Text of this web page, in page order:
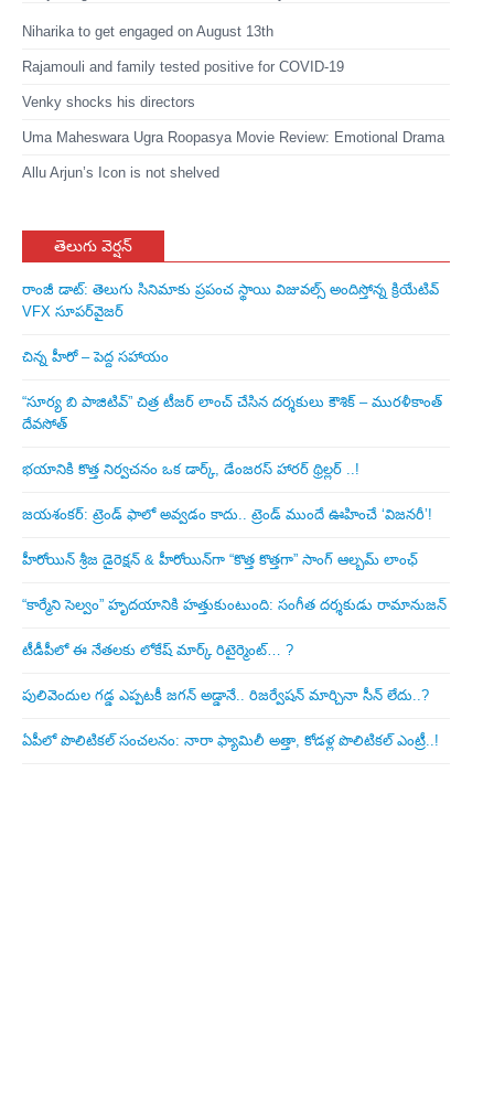
Niharika to get engaged on August 13th
Rajamouli and family tested positive for COVID-19
Venky shocks his directors
Uma Maheswara Ugra Roopasya Movie Review: Emotional Drama
Allu Arjun’s Icon is not shelved
తెలుగు వెర్షన్
రాంజీ డాట్: తెలుగు సినిమాకు ప్రపంచ స్థాయి విజువల్స్ అందిస్తోన్న క్రియేటివ్
VFX సూపర్‌వైజర్
చిన్న హీరో – పెద్ద సహాయం
“సూర్య బి పాజిటివ్” చిత్ర టీజర్ లాంచ్ చేసిన‌ దర్శకులు కౌశిక్ – మురళీకాంత్
దేవసోత్
భయానికి కొత్త నిర్వచనం ఒక డార్క్, డేంజరస్ హారర్ థ్రిల్లర్ ..!
జయశంకర్: ట్రెండ్‌ ఫాలో అవ్వడం కాదు.. ట్రెండ్‌ ముందే ఊహించే ‘విజనరీ’!
హీరోయిన్ శ్రీజ డైరెక్ష‌న్ & హీరోయిన్‌గా “కొత్త కొత్తగా” సాంగ్ ఆల్బమ్ లాంఛ్
“కార్మేని సెల్వం” హృదయానికి హత్తుకుంటుంది: సంగీత దర్శకుడు రామానుజన్
టీడీపీలో ఈ నేత‌ల‌కు లోకేష్ మార్క్ రిటైర్మెంట్‌… ?
పులివెందుల గ‌డ్డ ఎప్ప‌ట‌కీ జ‌గ‌న్ అడ్డానే.. రిజ‌ర్వేష‌న్ మార్చినా సీన్ లేదు..?
ఏపీలో పొలిటిక‌ల్ సంచ‌ల‌నం: నారా ఫ్యామిలీ అత్తా, కోడ‌ళ్ల పొలిటికల్ ఎంట్రీ..!